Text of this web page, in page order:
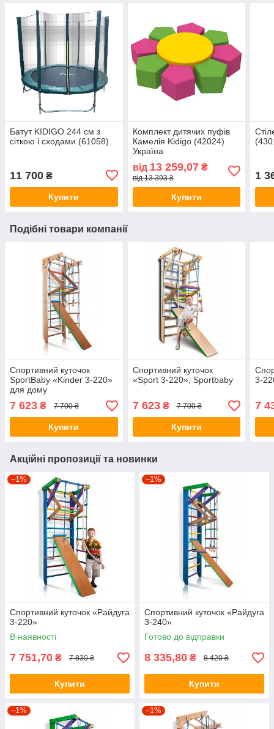
Батут KIDIGO 244 см з
сіткою і сходами (61058)
11 700 ₴
Купити
Комплект дитячих пуфів
Камелія Kidigo (42024)
Україна
від 13 259,07₴
від 13 393 ₴
Купити
1
Подібні товари компанії
Спортивний куточок
SportBaby «Kinder 3-220»
для дому
7 623 ₴ 7 700 ₴
Купити
Спортивний куточок
«Sport 3-220», Sportbaby
7 623₴ 7 700 ₴
Купити
3-
7
Акційні пропозиції та новинки
–1%
Спортивний куточок «Райдуга
3-220»
В наявності
7 751,70 ₴ 7 830 ₴
Купити
–1%
Спортивний куточок «Райдуга
3-240»
Готово до відправки
8 335,80 ₴ 8 420 ₴
Купити
–1% –1%